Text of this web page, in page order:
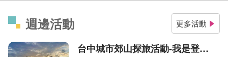
週邊活動 更多活動
台中城市郊山探旅活動-我是登山王